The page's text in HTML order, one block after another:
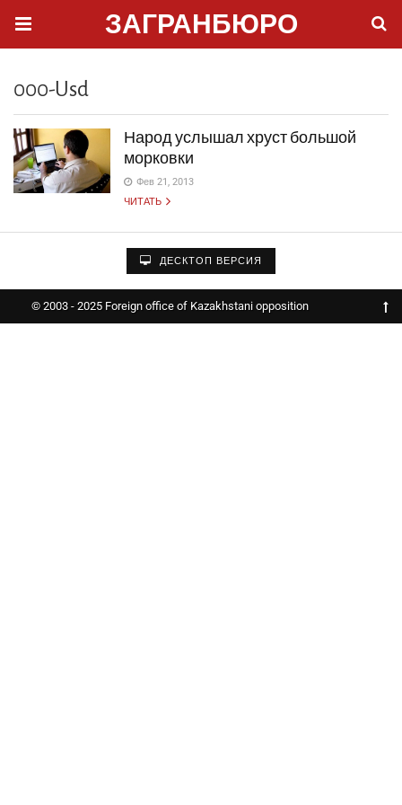
ЗАГРАНБЮРО
000-Usd
Народ услышал хруст большой
морковки
Фев 21, 2013
ЧИТАТЬ
ДЕСКТОП ВЕРСИЯ
© 2003 - 2025 Foreign office of Kazakhstani opposition